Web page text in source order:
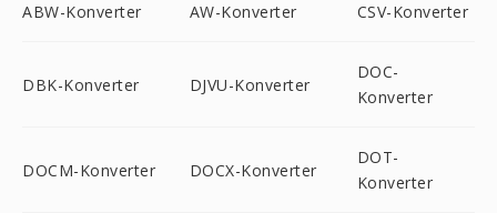
ABW-Konverter AW-Konverter CSV-Konverter
DBK-Konverter DJVU-Konverter
DOC-
Konverter
DOCM-Konverter DOCX-Konverter
DOT-
Konverter